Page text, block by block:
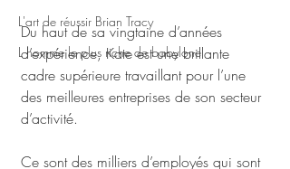
L'art de réussir Brian Tracy
L homme le plus riche de babylone
Du haut de sa vingtaine d’années
d’expérience, Kate est une brillante
cadre supérieure travaillant pour l’une
des meilleures entreprises de son secteur
d’activité.
Ce sont des milliers d’employés qui sont